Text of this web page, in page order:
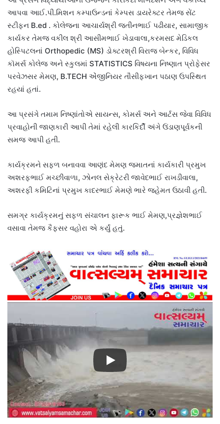
આપવા આઈ.પી.મિશન કમ્પાઉન્ડનાં કેમ્પસ ડાયરેક્ટર તેમજ સેંટ
સ્ટીફન B.ed . કોલેજના આચાર્યશ્રી જતીનભાઈ પઢીયાર, સામાજીક
કાર્યકર તેમજ વકીલ શ્રી આસીમભાઈ ખેડાવાલા,કરમસદ મેડિકલ
હોસ્પિટલનાં Orthopedic (MS) ડોક્ટરશ્રી વિરાજ બેન્કર, વિવિધ
કૉમર્સ કોલેજ અને સ્કુલમાં STATISTICS વિષયના નિષ્ણાત પ્રોફેસર
પરવેઝસર મેમણ, B.TECH એંજીનિયર તૌસીફખાન પઠાણ ઉપસ્થિત
રહયાં હતાં.
આ પ્રસંગે તમામ નિષ્ણાંતોએ સાયન્સ, કોમર્સ અને આર્ટસ જેવા વિવિધ
પ્રવાહોની જાણકારી આપી તેમાં રહેલી કારકિર્દી અંગે ઉંડાણપૂર્વકની
સમજ આપી હતી.
કાર્યક્રમને સફળ બનાવવા આણંદ મેમણ જમાતનાં કાર્યકારી પ્રમુખ
અશરફભાઈ મચ્છીવાળા, ઝોનલ સેક્રેટરી જાવેદભાઈ રાખડીવાલા,
અશરફી કમિટિનાં પ્રમુખ કાદરભાઈ મેમણે ભારે જહેમત ઉઠાવી હતી.
સમગ્ર કાર્યક્રમનું સફળ સંચાલન ફારૂક ભાઈ મેમણ,પ્રજ્ઞેશભાઈ
વસાવા તેમજ કૈફસર વહોરા એ કર્યું હતું.